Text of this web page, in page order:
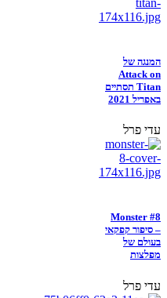
המנגה של
Attack on
Titan תסתיים
באפריל 2021
עדי פרל
Monster #8
– סיפור קפקאי
בעולם של
מפלצות
עדי פרל